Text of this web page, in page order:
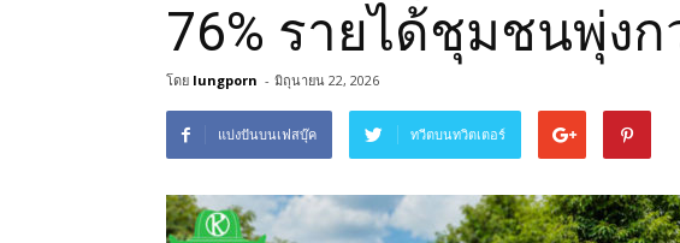
76% รายได้ชุมชนพุ่ง
โดย lungporn - มิถุนายน 22, 2026
แบ่งปันบนเฟสบุ๊ค ทวีตบนทวิตเตอร์